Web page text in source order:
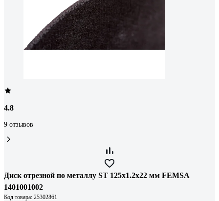
4.8
9 отзывов
Диск отрезной по металлу ST 125x1.2x22 мм FEMSA
1401001002
Код товара: 25302861